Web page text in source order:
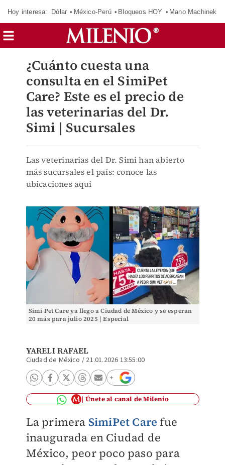
Hoy interesa: Dólar México-Perú Bloqueos HOY Mano Machinek
¿Cuánto cuesta una
consulta en el SimiPet
Care? Este es el precio de
las veterinarias del Dr.
Simi | Sucursales
Las veterinarias del Dr. Simi han abierto
más sucursales el país: conoce las
ubicaciones aquí
Simi Pet Care ya llego a Ciudad de México y se esperan
20 más para julio 2025 | Especial
YARELI RAFAEL
Ciudad de México / 21.01.2026 13:55:00
Únete al canal de Milenio
La primera SimiPet Care fue
inaugurada en Ciudad de
México, peor poco paso para